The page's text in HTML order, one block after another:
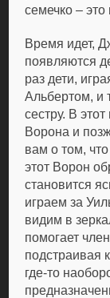
семечко – это
Время идет,
появляются
раз дети,
Альбертом, и
сестру. В
Ворона и
вам о том,
этот Ворон
становится
играем за
видим в
помогает
подстраивая
где-то